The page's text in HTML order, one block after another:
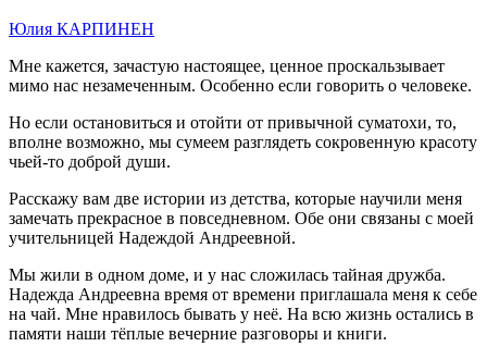
Юлия КАРПИНЕН
Мне кажется, зачастую настоящее, ценное проскальзывает
мимо нас незамеченным. Особенно если говорить о человеке.
Но если остановиться и отойти от привычной суматохи, то,
вполне возможно, мы сумеем разглядеть сокровенную красоту
чьей-то доброй души.
Расскажу вам две истории из детства, которые научили меня
замечать прекрасное в повседневном. Обе они связаны с моей
учительницей Надеждой Андреевной.
Мы жили в одном доме, и у нас сложилась тайная дружба.
Надежда Андреевна время от времени приглашала меня к себе
на чай. Мне нравилось бывать у неё. На всю жизнь остались в
памяти наши тёплые вечерние разговоры и книги.